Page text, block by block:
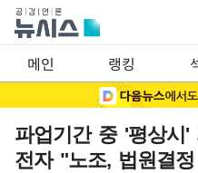
메인 랭킹
파업기간 중 '평상시
전자 "노조, 법원결